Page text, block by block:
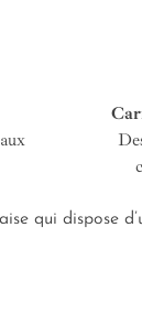
qui dispose